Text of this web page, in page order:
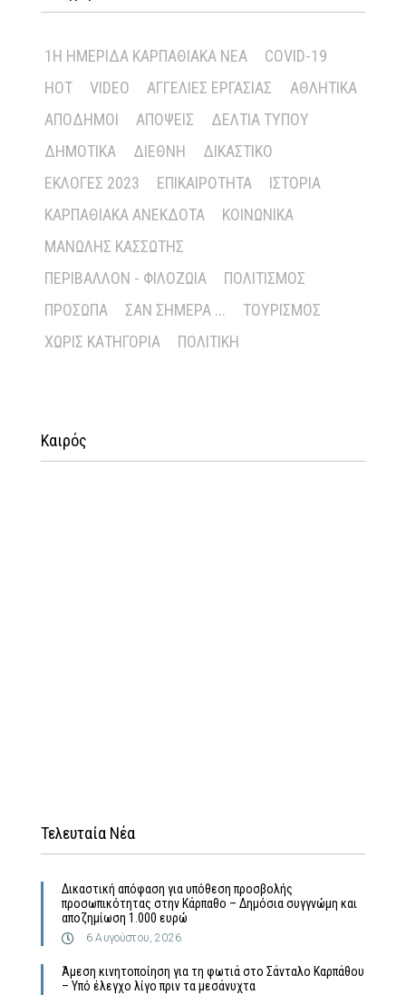
1Η ΗΜΕΡΊΔΑ ΚΑΡΠΑΘΙΑΚΆ ΝΈΑ
COVID-19
HOT
VIDEO ΑΓΓΕΛΊΕΣ ΕΡΓΑΣΊΑΣ
ΑΘΛΗΤΙΚΆ
ΑΠΌΔΗΜΟΙ
ΑΠΌΨΕΙΣ
ΔΕΛΤΊΑ ΤΎΠΟΥ
ΔΗΜΟΤΙΚΆ
ΔΙΕΘΝΉ
ΔΙΚΑΣΤΙΚΌ
ΕΚΛΟΓΈΣ 2023
ΕΠΙΚΑΙΡΌΤΗΤΑ
ΙΣΤΟΡΊΑ
ΚΑΡΠΑΘΙΑΚΆ ΑΝΈΚΔΟΤΑ
ΚΟΙΝΩΝΙΚΆ
ΜΑΝΏΛΗΣ ΚΑΣΣΏΤΗΣ
ΠΕΡΙΒΆΛΛΟΝ - ΦΙΛΟΖΩΊΑ
ΠΟΛΙΤΙΣΜΌΣ
ΠΡΌΣΩΠΑ
ΣΑΝ ΣΉΜΕΡΑ ...
ΤΟΥΡΙΣΜΌΣ
ΧΩΡΊΣ ΚΑΤΗΓΟΡΊΑ
ΠΟΛΙΤΙΚΉ
Καιρός
Τελευταία Νέα
Δικαστική απόφαση για υπόθεση προσβολής
προσωπικότητας στην Κάρπαθο – Δημόσια συγγνώμη και
αποζημίωση 1.000 ευρώ
6 Αυγούστου, 2026
Άμεση κινητοποίηση για τη φωτιά στο Σάνταλο Καρπάθου
– Υπό έλεγχο λίγο πριν τα μεσάνυχτα